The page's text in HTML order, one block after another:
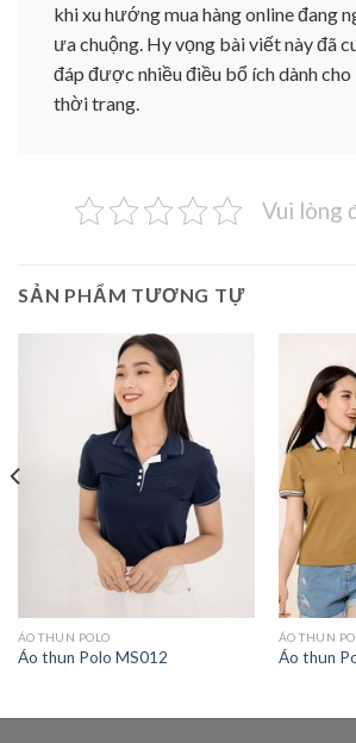
khi xu hướng mua hàng online đang
ưa chuộng. Hy vọng bài viết này đã
đáp được nhiều điều bổ ích dành
thời trang.
Vui lòng
SẢN PHẨM TƯƠNG TỰ
ÁO THUN POLO
Áo thun Polo MS012
ÁO THUN
Áo thun